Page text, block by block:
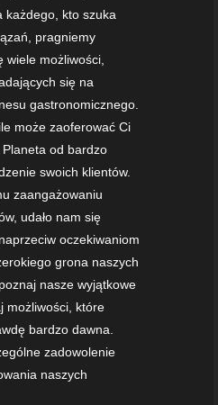
każdego, kto szuka
pragniemy
wiele możliwości,
się na
gastronomicznego.
może zaoferować Ci
od bardzo
swoich klientów.
zaangażowaniu
udało nam się
oczekiwaniom
grona naszych
nasze wyjątkowe
możliwości, które
bardzo dawna.
zadowolenie
naszych